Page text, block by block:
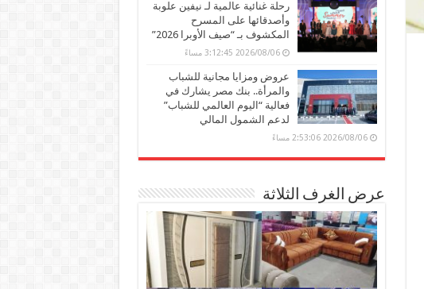
رحلة غنائية عالمية لـ نيفين علوبة
وأصدقائها على المسرح
المكشوف بـ “صيف الأوبرا 2026”
2026/08/06 3:12:45 مساءً
عروض ومزايا مجانية للشباب
والمرأة.. بنك مصر يشارك في
فعالية “اليوم العالمي للشباب”
لدعم الشمول المالي
2026/08/06 2:53:06 مساءً
عرض الغرف الثلاثة